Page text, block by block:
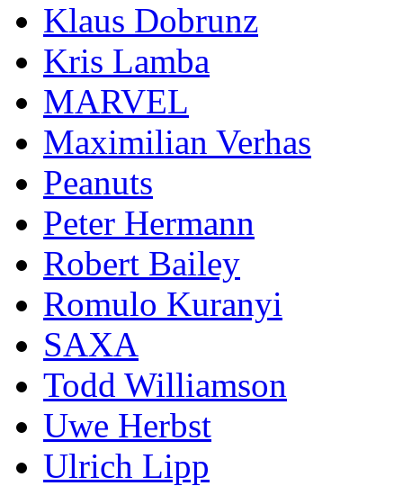
Klaus Dobrunz
Kris Lamba
MARVEL
Maximilian Verhas
Peanuts
Peter Hermann
Robert Bailey
Romulo Kuranyi
SAXA
Todd Williamson
Uwe Herbst
Ulrich Lipp